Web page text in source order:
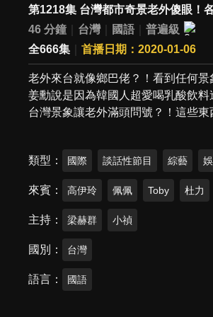
第1218集 台灣都市奇景老外傻眼！
46 分鐘
台灣 國語
普遍級
全666集
首播日期：2020-01-06
老外來台就像鄉巴佬？！看到任何
姜勳說是因為韓國人超愛喝乳酸飲
台灣景象讓老外滿頭問號？！這些東
類型 國際 談話性節目 綜藝
來賓 高伊玲 佩佩 Toby 杜力
主持 梁赫群 小禎
國別 台灣
語言 國語